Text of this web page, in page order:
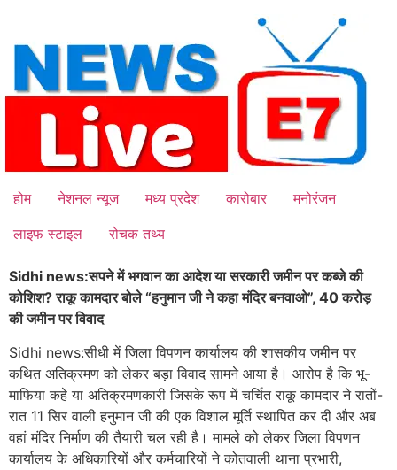
content
होम नेशनल न्यूज मध्य प्रदेश कारोबार
मनोरंजन
लाइफ स्टाइल
रोचक तथ्य
Sidhi news:सपने में भगवान का आदेश या सरकारी जमीन पर कब्जे की
कोशिश? राकू कामदार बोले “हनुमान जी ने कहा मंदिर बनवाओ”, 40 करोड़
की जमीन पर विवाद
Sidhi news:सीधी में जिला विपणन कार्यालय की शासकीय जमीन पर
कथित अतिक्रमण को लेकर बड़ा विवाद सामने आया है। आरोप है कि भू-
माफिया कहे या अतिक्रमणकारी जिसके रूप में चर्चित राकू कामदार ने रातों-
रात 11 सिर वाली हनुमान जी की एक विशाल मूर्ति स्थापित कर दी और अब
वहां मंदिर निर्माण की तैयारी चल रही है। मामले को लेकर जिला विपणन
कार्यालय के अधिकारियों और कर्मचारियों ने कोतवाली थाना प्रभारी,